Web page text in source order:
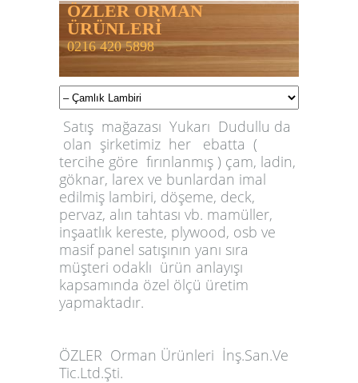
ÖZLER ORMAN
ÜRÜNLERİ
0216 420 5898
Satış mağazası Yukarı Dudullu da
olan şirketimiz her ebatta (
tercihe göre fırınlanmış ) çam, ladin,
göknar, larex ve bunlardan imal
edilmiş lambiri, döşeme, deck,
pervaz, alın tahtası vb. mamüller,
inşaatlık kereste, plywood, osb ve
masif panel satışının yanı sıra
müşteri odaklı ürün anlayışı
kapsamında özel ölçü üretim
yapmaktadır.
ÖZLER Orman Ürünleri İnş.San.Ve
Tic.Ltd.Şti.